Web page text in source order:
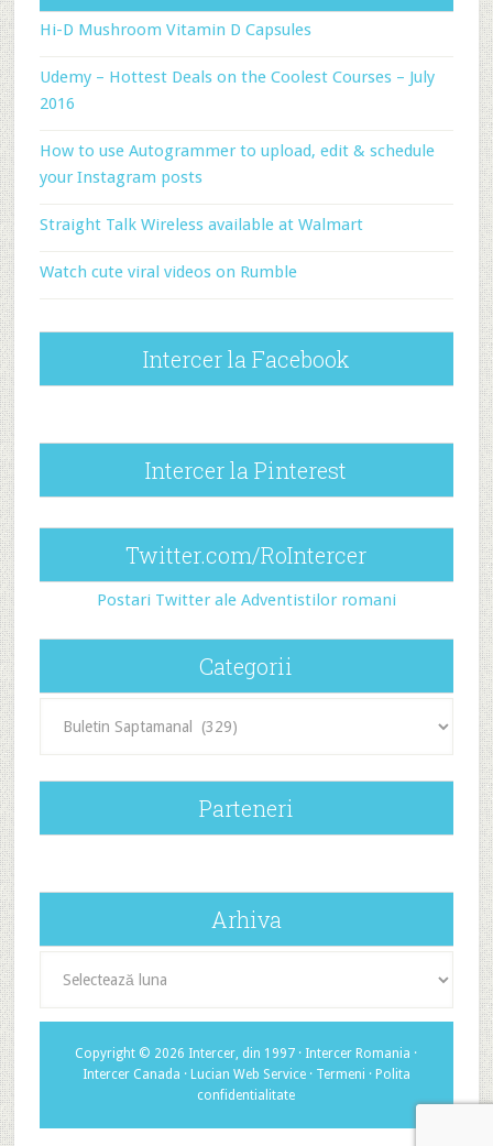
Hi-D Mushroom Vitamin D Capsules
Udemy – Hottest Deals on the Coolest Courses – July
2016
How to use Autogrammer to upload, edit & schedule
your Instagram posts
Straight Talk Wireless available at Walmart
Watch cute viral videos on Rumble
Intercer la Facebook
Intercer la Pinterest
Twitter.com/RoIntercer
Postari Twitter ale Adventistilor romani
Categorii
Parteneri
Arhiva
Copyright © 2026 Intercer, din 1997 · Intercer Romania ·
Intercer Canada · Lucian Web Service· Termeni · Polita
confidentialitate